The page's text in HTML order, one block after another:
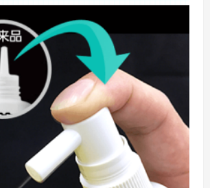
果」
を
極
め
る！
に
つ
て
ら